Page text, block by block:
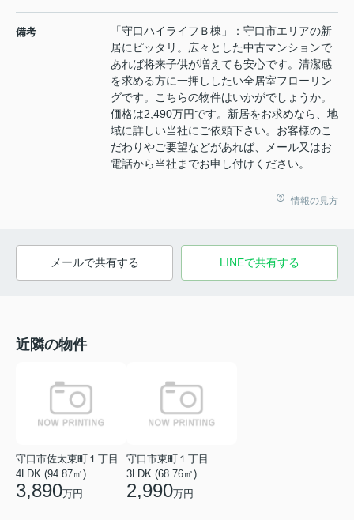
備考
「守口ハイライフＢ棟」：守口市エリアの新
居にピッタリ。広々とした中古マンションで
あれば将来子供が増えても安心です。清潔感
を求める方に一押ししたい全居室フローリン
グです。こちらの物件はいかがでしょうか。
価格は2,490万円です。新居をお求めなら、地
域に詳しい当社にご依頼下さい。お客様のこ
だわりやご要望などがあれば、メール又はお
電話から当社までお申し付けください。
情報の見方
メールで共有する LINEで共有する
近隣の物件
守口市佐太東町１丁目
4LDK (94.87㎡)
3,890万円
守口市東町１丁目
3LDK (68.76㎡)
2,990万円